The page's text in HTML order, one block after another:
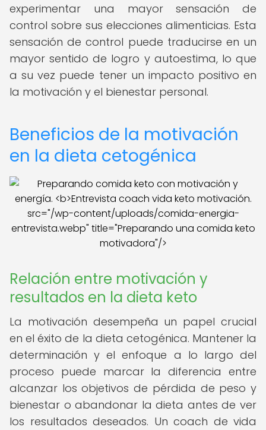
experimentar una mayor sensación de
control sobre sus elecciones alimenticias. Esta
sensación de control puede traducirse en un
mayor sentido de logro y autoestima, lo que
a su vez puede tener un impacto positivo en
la motivación y el bienestar personal.
Beneficios de la motivación
en la dieta cetogénica
src="/wp-content/uploads/comida-energia-
entrevista.webp" title="Preparando una comida keto
motivadora"/>
Relación entre motivación y
resultados en la dieta keto
La motivación desempeña un papel crucial
en el éxito de la dieta cetogénica. Mantener la
determinación y el enfoque a lo largo del
proceso puede marcar la diferencia entre
alcanzar los objetivos de pérdida de peso y
bienestar o abandonar la dieta antes de ver
los resultados deseados. Un coach de vida